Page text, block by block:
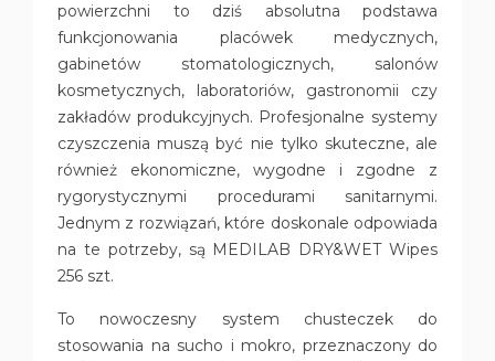
powierzchni to dziś absolutna podstawa
funkcjonowania placówek medycznych,
gabinetów stomatologicznych, salonów
kosmetycznych, laboratoriów, gastronomii czy
zakładów produkcyjnych. Profesjonalne systemy
czyszczenia muszą być nie tylko skuteczne, ale
również ekonomiczne, wygodne i zgodne z
rygorystycznymi procedurami sanitarnymi.
Jednym z rozwiązań, które doskonale odpowiada
na te potrzeby, są MEDILAB DRY&WET Wipes
256 szt.
To nowoczesny system chusteczek do
stosowania na sucho i mokro, przeznaczony do